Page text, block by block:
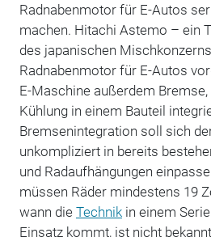
Radnabenmotor für E-Autos
machen. Hitachi Astemo – ein
des japanischen
Radnabenmotor für E-Autos
E-Maschine außerdem
Kühlung in einem Bauteil
Bremsenintegration soll sich
unkompliziert in bereits
und Radaufhängungen
müssen Räder mindestens 19
wann die Technikin einem
Einsatz kommt, ist nicht